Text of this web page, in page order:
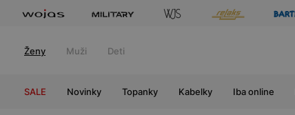
Ženy Muži Deti
SALE Novinky Topanky Kabelky Iba online